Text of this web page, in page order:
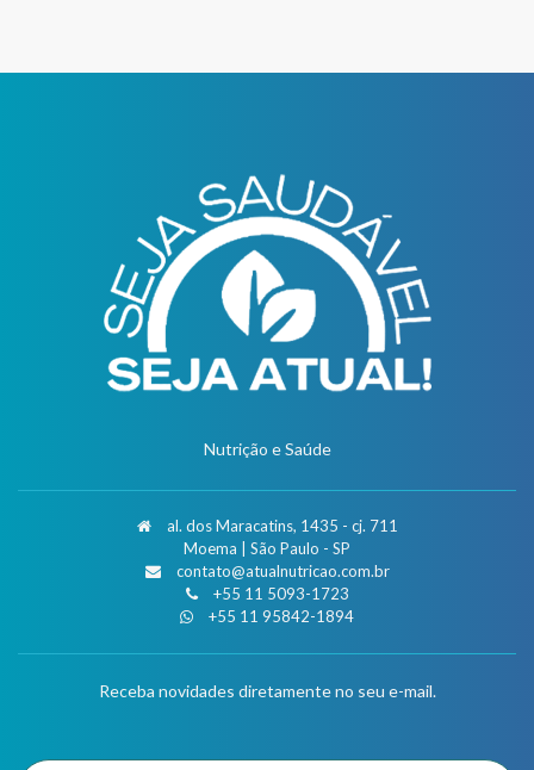
Nutrição e Saúde
al. dos Maracatins, 1435 - cj. 711
Moema | São Paulo - SP
contato@atualnutricao.com.br
+55 11 5093-1723
+55 11 95842-1894
Receba novidades diretamente no seu e-mail.